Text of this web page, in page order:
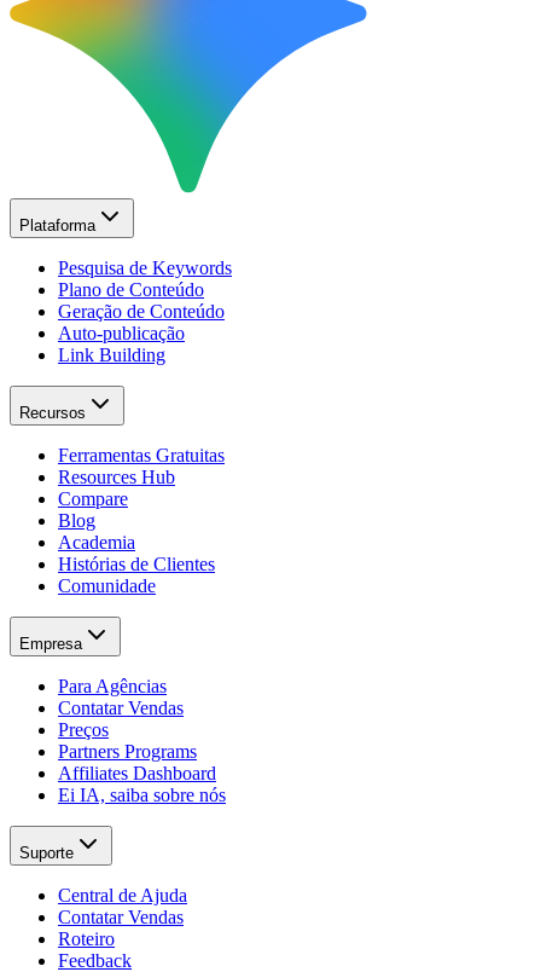
Plataforma
Pesquisa de Keywords
Plano de Conteúdo
Geração de Conteúdo
Auto-publicação
Link Building
Recursos
Ferramentas Gratuitas
Resources Hub
Compare
Blog
Academia
Histórias de Clientes
Comunidade
Empresa
Para Agências
Contatar Vendas
Preços
Partners Programs
Affiliates Dashboard
Ei IA, saiba sobre nós
Suporte
Central de Ajuda
Contatar Vendas
Roteiro
Feedback